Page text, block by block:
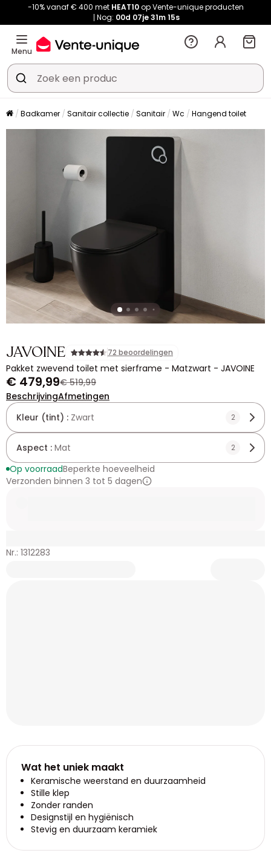
-10% vanaf € 400 met HEAT10op Vente-unique producten
Nog: 00d 07je31m15s
Menu
Badkamer Sanitair collectie Sanitair Wc Hangend toilet
JAVOINE 72 beoordelingen
Pakket zwevend toilet met sierframe - Matzwart - JAVOINE
€ 479,99€ 519,99
BeschrijvingAfmetingen
Kleur (tint) : Zwart 2
Aspect : Mat 2
Op voorraadBeperkte hoeveelheid
Verzonden binnen 3 tot 5 dagen
Nr.: 1312283
Wat het uniek maakt
Keramische weerstand en duurzaamheid
Stille klep
Zonder randen
Designstijl en hygiënisch
Stevig en duurzaam keramiek